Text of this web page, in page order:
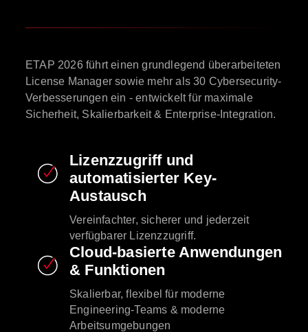
ETAP 2026 führt einen grundlegend überarbeiteten
License Manager sowie mehr als 30 Cybersecurity-
Verbesserungen ein - entwickelt für maximale
Sicherheit, Skalierbarkeit & Enterprise-Integration.
Lizenzzugriff und
automatisierter Key-
Austausch
Vereinfachter, sicherer und jederzeit
verfügbarer Lizenzzugriff.
Cloud-basierte Anwendungen
& Funktionen
Skalierbar, flexibel für moderne
Engineering-Teams & moderne
Arbeitsumgebungen